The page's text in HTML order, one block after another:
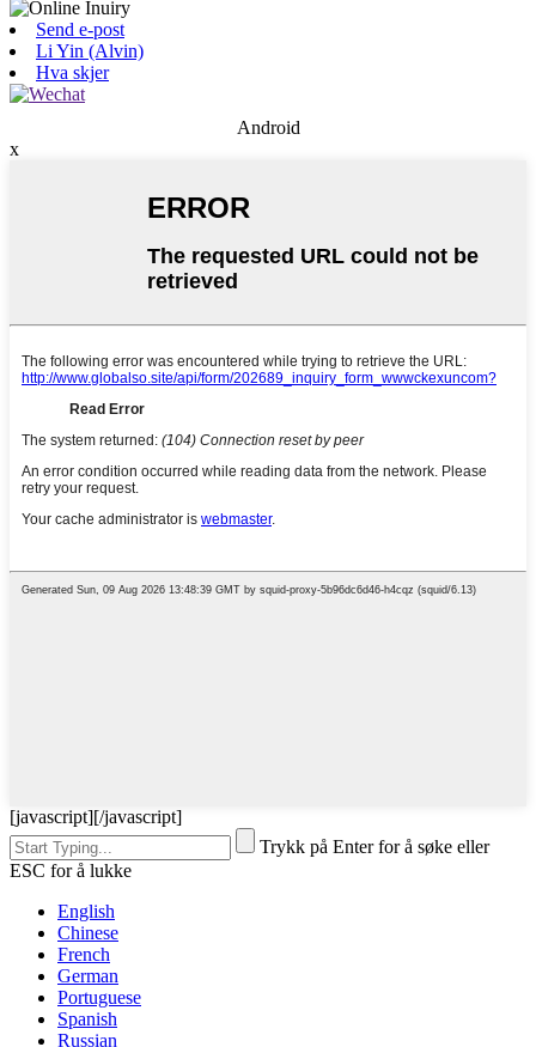
Send e-post
Li Yin (Alvin)
Hva skjer
Android
x
[javascript][/javascript]
Trykk på Enter for å søke eller
ESC for å lukke
English
Chinese
French
German
Portuguese
Spanish
Russian